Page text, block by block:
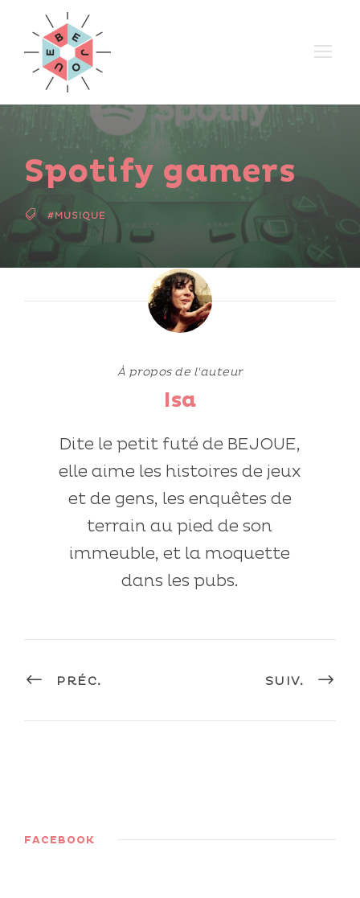
Spotify gamers
#MUSIQUE
À propos de l'auteur
Isa
Dite le petit futé de BEJOUE,
elle aime les histoires de jeux
et de gens, les enquêtes de
terrain au pied de son
immeuble, et la moquette
dans les pubs.
PRÉC. SUIV.
FACEBOOK